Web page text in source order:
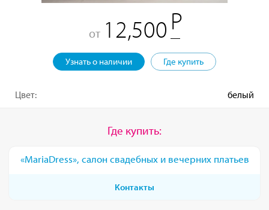
от 12,500
Узнать о наличии Где купить
Цвет: белый
Где купить:
«MariaDress», салон свадебных и вечерних платьев
Контакты